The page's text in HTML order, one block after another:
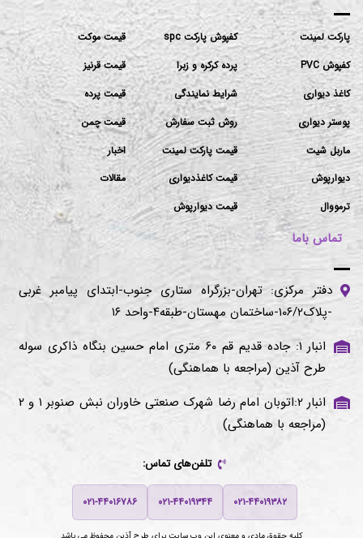
پارکت لمینت
کفپوش PVC
کاغذ دیواری
پوستر دیواری
ماربل شیت
دیوارپوش
ترمووال
کفپوش پارکت spc
پرده کرکره و زبرا
شرایط نمایندگی
روش ثبت سفارش
قیمت پارکت لمینت
قیمت کاغذدیواری
قیمت دیوارپوش
قیمت موکت
قیمت قرنیز
قیمت پرده
قیمت چمن
اخبار
مقالات
تماس باما
دفتر مرکزی: تهران-بزرگراه ستاری جنوب-ابتدای پیامبر غربی
-پلاک۱۰۶/۲-ساختمان مهستان-طبقه۴-واحد ۱۶
انبار ۱: جاده قدیم قم ۶۰ متری امام حسین بنگاه ذاکری سوله
طرح آذین (مراجعه با هماهنگی)
انبار ۲:اتوبان امام رضا شهرک صنعتی خاوران نبش صنوبر ۱ و ۲
(مراجعه با هماهنگی)
تلفن‌های تماس:
۰۲۱-۴۴۰۱۹۳۸۲ ۰۲۱-۴۴۰۱۹۳۴۴ ۰۲۱-۴۴۰۱۶۷۸۶